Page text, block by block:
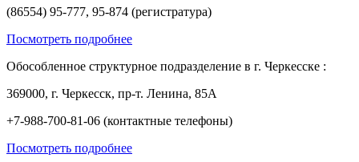
(86554) 95-777, 95-874 (регистратура)
Посмотреть подробнее
Обособленное структурное подразделение в г. Черкесске :
369000, г. Черкесск, пр-т. Ленина, 85А
+7-988-700-81-06 (контактные телефоны)
Посмотреть подробнее